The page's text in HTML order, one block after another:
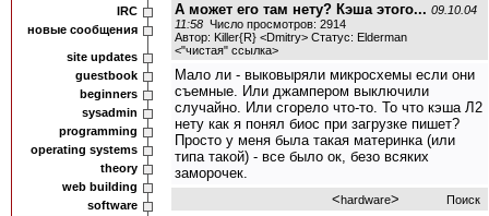
IRC
новые сообщения
site updates
guestbook
beginners
sysadmin
programming
operating systems
theory
web building
software
А может его там нету? Кэша этого... 09.10.04
11:58 Число просмотров: 2914
Автор: Killer{R} <Dmitry> Статус: Elderman
<"чистая" ссылка>
Мало ли - выковыряли микросхемы если они
съемные. Или джампером выключили
случайно. Или сгорело что-то. То что кэша Л2
нету как я понял биос при загрузке пишет?
Просто у меня была такая материнка (или
типа такой) - все было ок, безо всяких
заморочек.
<hardware> Поиск